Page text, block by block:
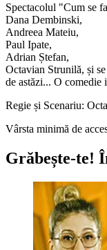
Spectacolul "Cum se
Dana Dembinski,
Andreea Mateiu,
Paul Ipate,
Adrian Ștefan,
Octavian Strunilă, și
de astăzi... O comedie
Regie și Scenariu:
Vârsta minimă de
Grăbește-te!